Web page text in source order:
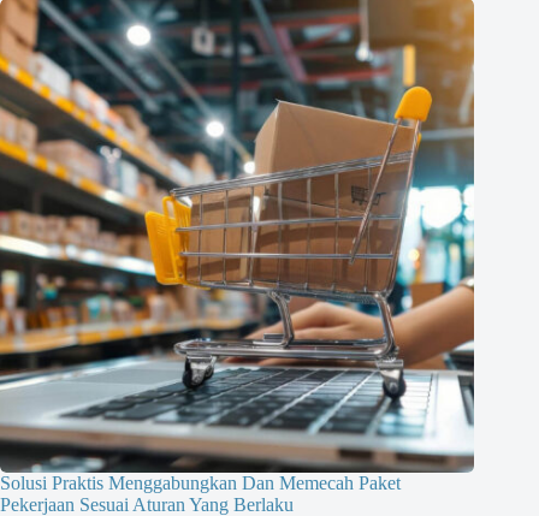
Solusi Praktis Menggabungkan Dan Memecah Paket
Pekerjaan Sesuai Aturan Yang Berlaku